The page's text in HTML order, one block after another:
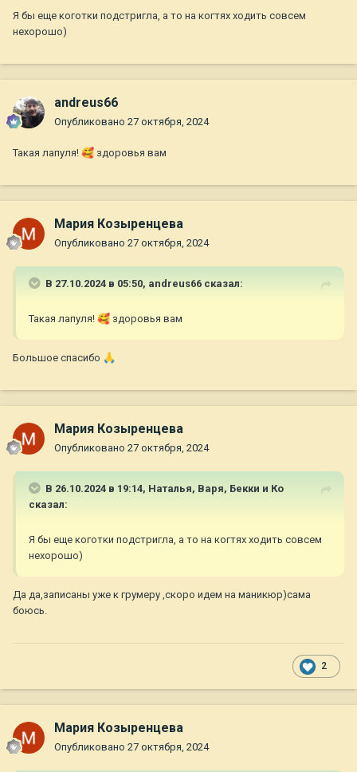
Я бы еще коготки подстригла, а то на когтях ходить совсем
нехорошо)
andreus66
Опубликовано 27 октября, 2024
Такая лапуля! 🥰 здоровья вам
Мария Козыренцева
Опубликовано 27 октября, 2024
В 27.10.2024 в 05:50, andreus66 сказал:
Такая лапуля! 🥰 здоровья вам
Большое спасибо 🙏
Мария Козыренцева
Опубликовано 27 октября, 2024
В 26.10.2024 в 19:14, Наталья, Варя, Бекки и Ко
сказал:
Я бы еще коготки подстригла, а то на когтях ходить совсем
нехорошо)
Да да,записаны уже к грумеру ,скоро идем на маникюр)сама
боюсь.
2
Мария Козыренцева
Опубликовано 27 октября, 2024